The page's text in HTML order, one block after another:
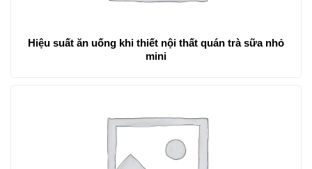
Hiệu suất ăn uống khi thiết nội thất quán trà sữa nhỏ
mini